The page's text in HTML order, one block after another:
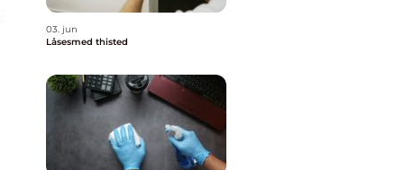
03. jun
Låsesmed thisted